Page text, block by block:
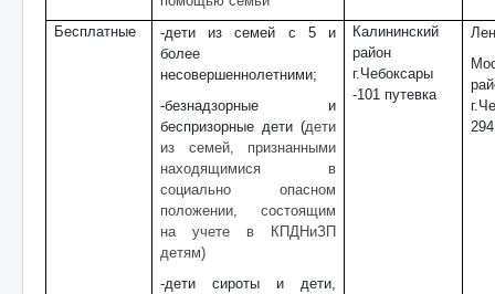
Бесплатные
-дети из семей с 5 и
более
несовершеннолетними;
-безнадзорные и
беспризорные дети (дети
из семей, признанными
находящимися в
социально опасном
положении, состоящим
на учете в КПДНиЗП
детям)
-дети сироты и дети,
Калининский
район
г.Чебоксары
-101 путевка